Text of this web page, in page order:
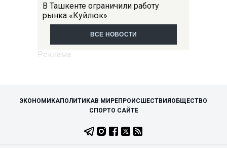
В Ташкенте ограничили работу
рынка «Куйлюк»
ВСЕ НОВОСТИ
ЭКОНОМИКАПОЛИТИКАВ МИРЕПРОИСШЕСТВИЯОБЩЕСТВО
СПОРТО САЙТЕ